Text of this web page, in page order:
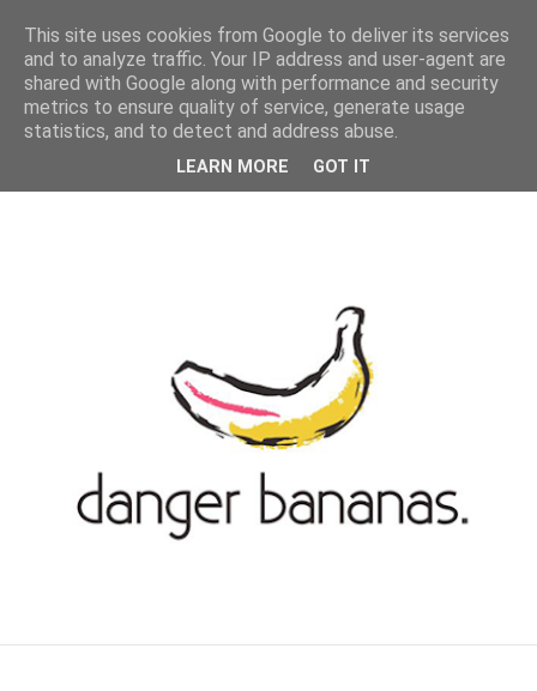
MENU
This site uses cookies from Google to deliver its services
and to analyze traffic. Your IP address and user-agent are
shared with Google along with performance and security
metrics to ensure quality of service, generate usage
statistics, and to detect and address abuse.
LEARN MORE GOT IT